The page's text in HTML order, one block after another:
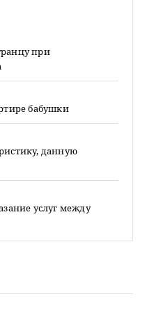
при
бабушки
данную
услуг между